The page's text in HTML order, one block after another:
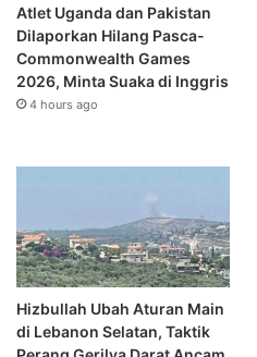
Atlet Uganda dan Pakistan
Dilaporkan Hilang Pasca-
Commonwealth Games
2026, Minta Suaka di Inggris
4 hours ago
Hizbullah Ubah Aturan Main
di Lebanon Selatan, Taktik